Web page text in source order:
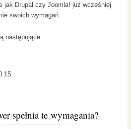
jak Drupal czy Joomla! już wcześniej
swoich wymagań.
następujące:
spełnia te wymagania?